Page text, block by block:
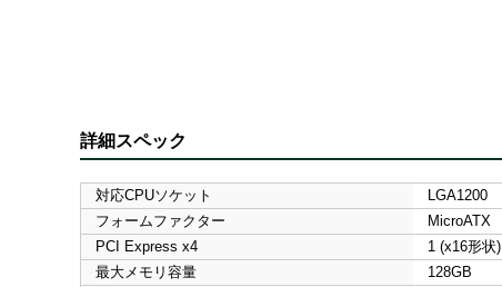
詳細スペック
対応CPUソケット LGA1200
フォームファクター
MicroATX
PCI Express x4
1 (x16形状)
最大メモリ容量
128GB